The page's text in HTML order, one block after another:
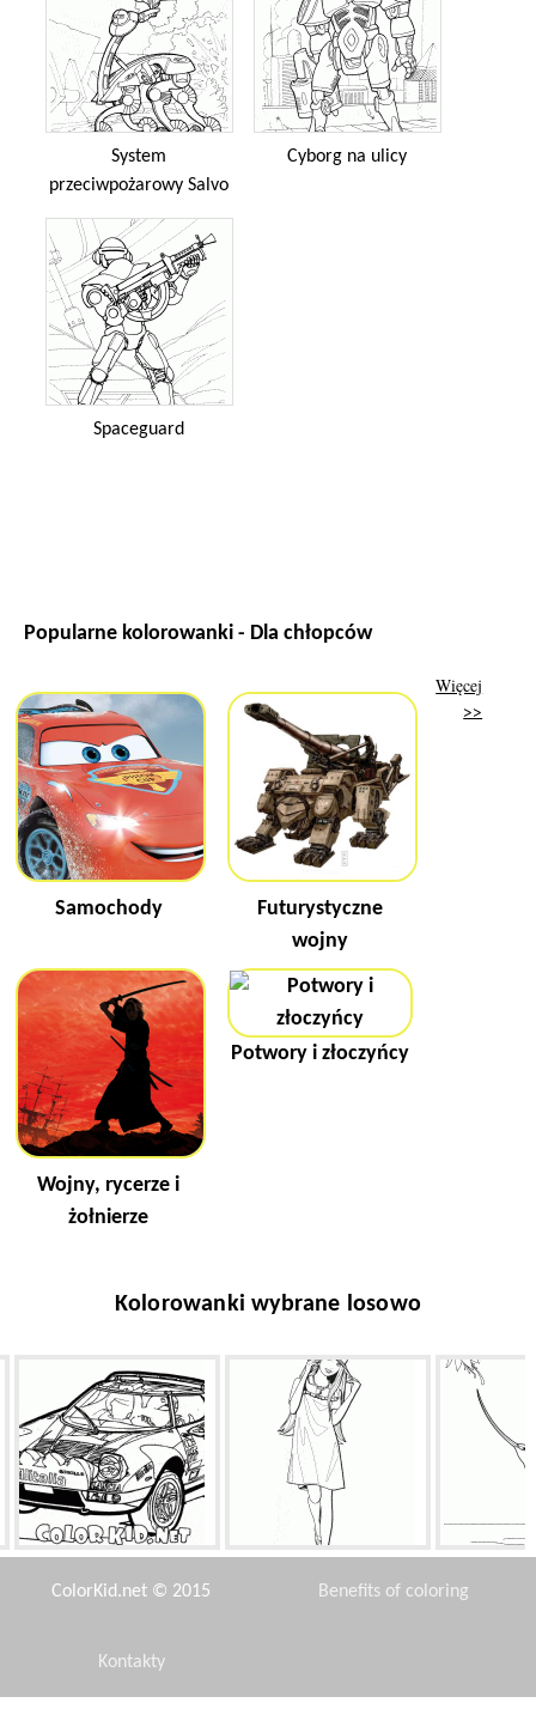
System
przeciwpożarowy Salvo
Cyborg na ulicy
Spaceguard
Popularne kolorowanki - Dla chłopców
Samochody
Futurystyczne
wojny
Wojny, rycerze i
żołnierze
Potwory i złoczyńcy
Więcej
>>
Kolorowanki wybrane losowo
Wyścigi samochodowe
Barbie w kapeluszu
ColorKid.net © 2015 Benefits of coloring
Kontakty